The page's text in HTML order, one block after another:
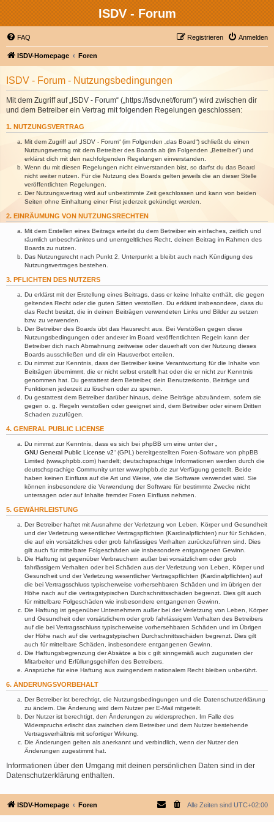
ISDV - Forum
FAQ Anmelden
Registrieren
ISDV-Homepage Foren
ISDV - Forum - Nutzungsbedingungen
Mit dem Zugriff auf „ISDV - Forum“ („https://isdv.net/forum“) wird zwischen dir
und dem Betreiber ein Vertrag mit folgenden Regelungen geschlossen:
1. NUTZUNGSVERTRAG
Mit dem Zugriff auf „ISDV - Forum“ (im Folgenden „das Board“) schließt du einen
Nutzungsvertrag mit dem Betreiber des Boards ab (im Folgenden „Betreiber“) und
erklärst dich mit den nachfolgenden Regelungen einverstanden.
Wenn du mit diesen Regelungen nicht einverstanden bist, so darfst du das Board
nicht weiter nutzen. Für die Nutzung des Boards gelten jeweils die an dieser Stelle
veröffentlichten Regelungen.
Der Nutzungsvertrag wird auf unbestimmte Zeit geschlossen und kann von beiden
Seiten ohne Einhaltung einer Frist jederzeit gekündigt werden.
2. EINRÄUMUNG VON NUTZUNGSRECHTEN
Mit dem Erstellen eines Beitrags erteilst du dem Betreiber ein einfaches, zeitlich und
räumlich unbeschränktes und unentgeltliches Recht, deinen Beitrag im Rahmen des
Boards zu nutzen.
Das Nutzungsrecht nach Punkt 2, Unterpunkt a bleibt auch nach Kündigung des
Nutzungsvertrages bestehen.
3. PFLICHTEN DES NUTZERS
Du erklärst mit der Erstellung eines Beitrags, dass er keine Inhalte enthält, die gegen
geltendes Recht oder die guten Sitten verstoßen. Du erklärst insbesondere, dass du
das Recht besitzt, die in deinen Beiträgen verwendeten Links und Bilder zu setzen
bzw. zu verwenden.
Der Betreiber des Boards übt das Hausrecht aus. Bei Verstößen gegen diese
Nutzungsbedingungen oder anderer im Board veröffentlichten Regeln kann der
Betreiber dich nach Abmahnung zeitweise oder dauerhaft von der Nutzung dieses
Boards ausschließen und dir ein Hausverbot erteilen.
Du nimmst zur Kenntnis, dass der Betreiber keine Verantwortung für die Inhalte von
Beiträgen übernimmt, die er nicht selbst erstellt hat oder die er nicht zur Kenntnis
genommen hat. Du gestattest dem Betreiber, dein Benutzerkonto, Beiträge und
Funktionen jederzeit zu löschen oder zu sperren.
Du gestattest dem Betreiber darüber hinaus, deine Beiträge abzuändern, sofern sie
gegen o. g. Regeln verstoßen oder geeignet sind, dem Betreiber oder einem Dritten
Schaden zuzufügen.
4. GENERAL PUBLIC LICENSE
Du nimmst zur Kenntnis, dass es sich bei phpBB um eine unter der „
GNU General Public License v2“ (GPL) bereitgestellten Foren-Software von phpBB
Limited (www.phpbb.com) handelt; deutschsprachige Informationen werden durch die
deutschsprachige Community unter www.phpbb.de zur Verfügung gestellt. Beide
haben keinen Einfluss auf die Art und Weise, wie die Software verwendet wird. Sie
können insbesondere die Verwendung der Software für bestimmte Zwecke nicht
untersagen oder auf Inhalte fremder Foren Einfluss nehmen.
5. GEWÄHRLEISTUNG
Der Betreiber haftet mit Ausnahme der Verletzung von Leben, Körper und Gesundheit
und der Verletzung wesentlicher Vertragspflichten (Kardinalpflichten) nur für Schäden,
die auf ein vorsätzliches oder grob fahrlässiges Verhalten zurückzuführen sind. Dies
gilt auch für mittelbare Folgeschäden wie insbesondere entgangenen Gewinn.
Die Haftung ist gegenüber Verbrauchern außer bei vorsätzlichem oder grob
fahrlässigem Verhalten oder bei Schäden aus der Verletzung von Leben, Körper und
Gesundheit und der Verletzung wesentlicher Vertragspflichten (Kardinalpflichten) auf
die bei Vertragsschluss typischerweise vorhersehbaren Schäden und im übrigen der
Höhe nach auf die vertragstypischen Durchschnittsschäden begrenzt. Dies gilt auch
für mittelbare Folgeschäden wie insbesondere entgangenen Gewinn.
Die Haftung ist gegenüber Unternehmern außer bei der Verletzung von Leben, Körper
und Gesundheit oder vorsätzlichem oder grob fahrlässigem Verhalten des Betreibers
auf die bei Vertragsschluss typischerweise vorhersehbaren Schäden und im Übrigen
der Höhe nach auf die vertragstypischen Durchschnittsschäden begrenzt. Dies gilt
auch für mittelbare Schäden, insbesondere entgangenen Gewinn.
Die Haftungsbegrenzung der Absätze a bis c gilt sinngemäß auch zugunsten der
Mitarbeiter und Erfüllungsgehilfen des Betreibers.
Ansprüche für eine Haftung aus zwingendem nationalem Recht bleiben unberührt.
6. ÄNDERUNGSVORBEHALT
Der Betreiber ist berechtigt, die Nutzungsbedingungen und die Datenschutzerklärung
zu ändern. Die Änderung wird dem Nutzer per E-Mail mitgeteilt.
Der Nutzer ist berechtigt, den Änderungen zu widersprechen. Im Falle des
Widerspruchs erlischt das zwischen dem Betreiber und dem Nutzer bestehende
Vertragsverhältnis mit sofortiger Wirkung.
Die Änderungen gelten als anerkannt und verbindlich, wenn der Nutzer den
Änderungen zugestimmt hat.
Informationen über den Umgang mit deinen persönlichen Daten sind in der
Datenschutzerklärung enthalten.
ISDV-Homepage Foren Alle Zeiten sind UTC+02:00